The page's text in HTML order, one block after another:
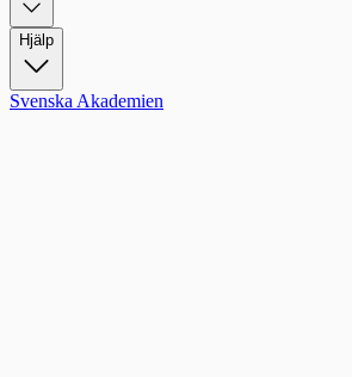
Hjälp
Svenska Akademien